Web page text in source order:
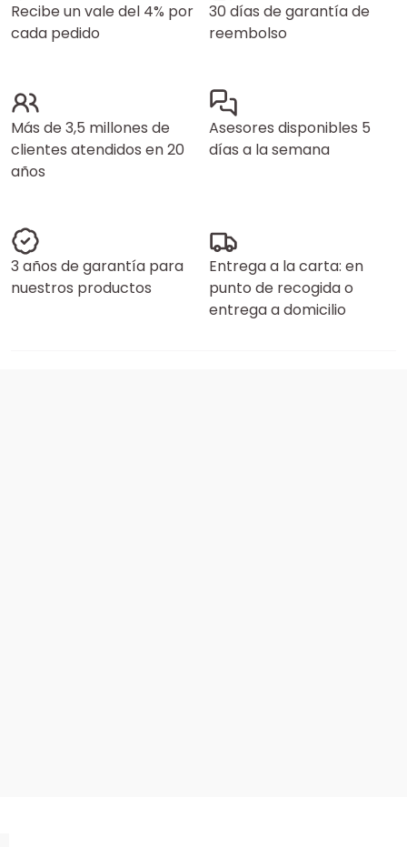
Recibe un vale del 4% por
cada pedido
30 días de garantía de
reembolso
Más de 3,5 millones de
clientes atendidos en 20
años
Asesores disponibles 5
días a la semana
3 años de garantía para
nuestros productos
Entrega a la carta: en
punto de recogida o
entrega a domicilio